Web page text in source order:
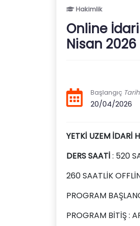
Hakimlik
Online
Nisan
Başlangıç
20/04/2026
YETKİ UZEM İDARİ
DERS SAATİ: 520
260 SAATLİK
PROGRAM
PROGRAM BİTİŞ :